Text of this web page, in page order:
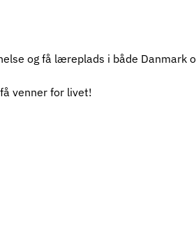
og få læreplads i både Danmark
venner for livet!